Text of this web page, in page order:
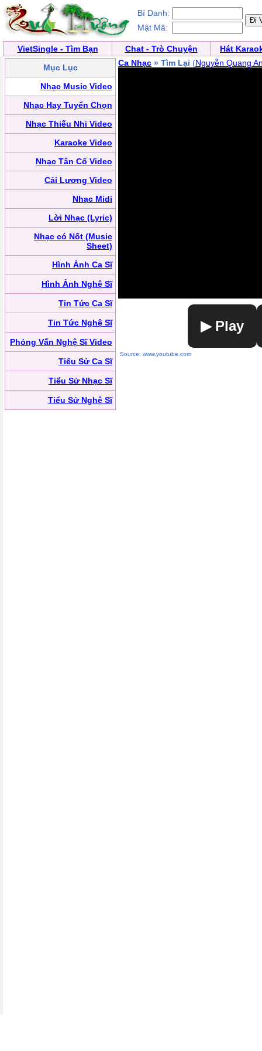
Bí Danh:
Mật Mã:
VietSingle - Tìm Bạn Chat - Trò Chuyện
Hát
Mục Lục
Nhạc Music Video
Nhạc Hay Tuyển Chọn
Nhạc Thiếu Nhi Video
Karaoke Video
Nhạc Tân Cổ Video
Cải Lương Video
Nhạc Midi
Lời Nhạc (Lyric)
Nhạc có Nốt (Music
Sheet)
Hình Ảnh Ca Sĩ
Hình Ảnh Nghệ Sĩ
Tin Tức Ca Sĩ
Tin Tức Nghệ Sĩ
Phỏng Vấn Nghệ Sĩ Video
Tiểu Sử Ca Sĩ
Tiểu Sử Nhạc Sĩ
Tiểu Sử Nghệ Sĩ
Ca Nhạc » Tìm Lại (Nguyễn Quang
▶ Play
Source: www.youtube.com